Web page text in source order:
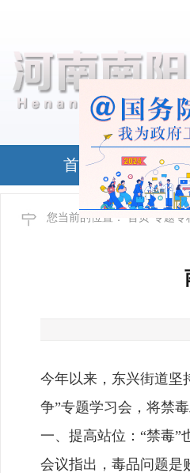
首页
您当前的位置： 首页 专题专
今年以来，东兴街道坚
争”专题学习会，将禁
一、提高站位：“禁毒”
会议指出，毒品问题是